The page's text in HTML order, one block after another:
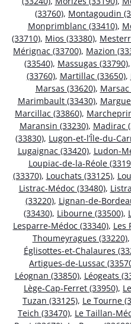
(33760), Montagoudin
Monprimblanc (33410),
(33710), Mios (33380),
Mérignac (33700), Mazion
(33540), Massugas (33790),
(33760), Martillac (33650),
Marsas (33620), Marsac
Marimbault (33430),
Marcillac (33860),
Maransin (33230), Madirac
(33830), Lugon-et-l’Île-du-
Lugaignac (33420), Ludon-
Loupiac-de-la-Réole
(33370), Louchats (33125),
Listrac-Médoc (33480),
(33220), Lignan-de-
(33430), Libourne (33500),
Lesparre-Médoc (33340), Les
Thoumeyragues (33220),
Églisottes-et-Chalaures
Artigues-de-Lussac
Léognan (33850), Léogeats
Lège-Cap-Ferret (33950),
Tuzan (33125), Le Tourne
Teich (33470), Le Taillan-